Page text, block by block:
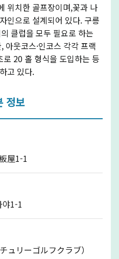
위치한 골프장이며,꽃과 나
인으로 설계되어 있다. 구릉
클럽을 모두 필요로 하는
아웃코스·인코스 각각 프랙
20 홀 형식을 도입하는 등
고 있다.
정보
屋1-1
야1-1
ュリーゴルフクラブ）